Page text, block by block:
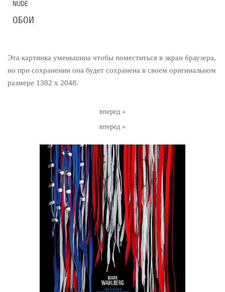
вперед »
вперед »
Эта картинка уменьшина чтобы поместиться в экран браузера,
но при сохранении она будет сохранена в своем оригинальном
размере 1382 x 2048.
NUDE
ОБОИ